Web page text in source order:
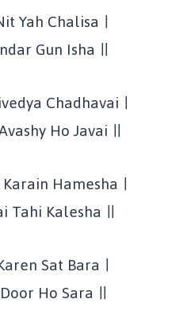
Yah Chalisa ।
Gun Isha ॥
Chadhavai ।
Ho Javai ॥
Hamesha ।
Tahi Kalesha ॥
Sat Bara ।
Ho Sara ॥